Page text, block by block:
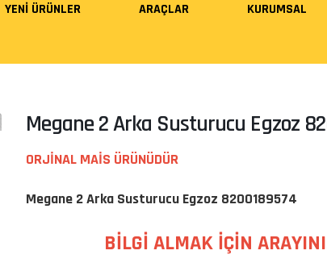
YENI ÜRÜNLER ARAÇLAR KURUMSAL
Megane 2 Arka Susturucu Egzoz
ORJİNAL MAİS ÜRÜNÜDÜR
Megane 2 Arka Susturucu Egzoz 8200189574
BİLGİ ALMAK İÇİN